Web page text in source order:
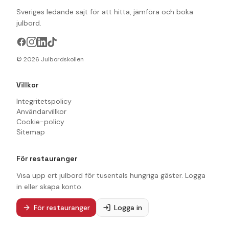
Sveriges ledande sajt för att hitta, jämföra och boka
julbord.
© 2026 Julbordskollen
Villkor
Integritetspolicy
Användarvillkor
Cookie-policy
Sitemap
För restauranger
Visa upp ert julbord för tusentals hungriga gäster. Logga
in eller skapa konto.
För restauranger Logga in